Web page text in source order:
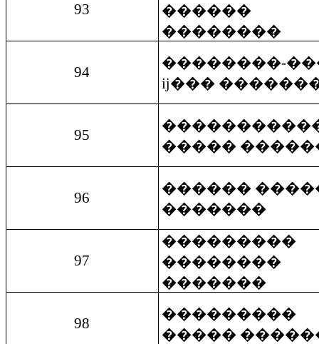
93
������
��������
94
��������-
ĳ���
95
�����
96
������
�������
97
���������
��������
�������
98
���������
�����